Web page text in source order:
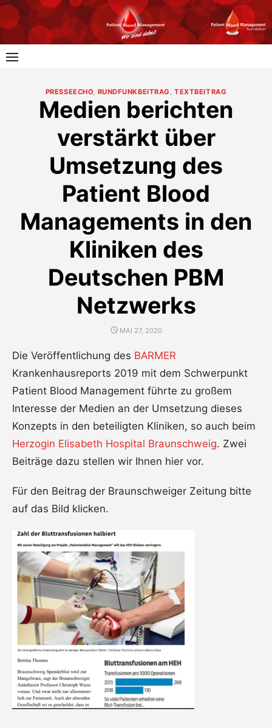
Skip
PRESSEECHO, RUNDFUNKBEITRAG ,TEXTBEITRAG
Medien berichten
verstärkt über
Umsetzung des
Patient Blood
Managements in den
Kliniken des
Deutschen PBM
Netzwerks
POSTED
MAI 27, 2020
Die Veröffentlichung des BARMER
Krankenhausreports 2019 mit dem Schwerpunkt
Patient Blood Management führte zu großem
Interesse der Medien an der Umsetzung dieses
Konzepts in den beteiligten Kliniken, so auch beim
Herzogin Elisabeth Hospital Braunschweig. Zwei
Beiträge dazu stellen wir Ihnen hier vor.
Für den Beitrag der Braunschweiger Zeitung bitte
auf das Bild klicken.